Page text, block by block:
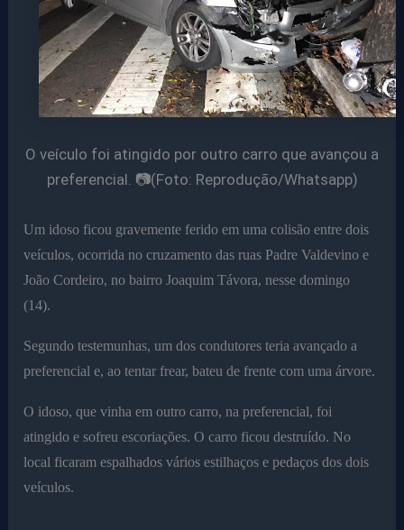
O veículo foi atingido por outro carro que avançou a
preferencial. 📷(Foto: Reprodução/Whatsapp)
Um idoso ficou gravemente ferido em uma colisão entre dois
veículos, ocorrida no cruzamento das ruas Padre Valdevino e
João Cordeiro, no bairro Joaquim Távora, nesse domingo
(14).
Segundo testemunhas, um dos condutores teria avançado a
preferencial e, ao tentar frear, bateu de frente com uma árvore.
O idoso, que vinha em outro carro, na preferencial, foi
atingido e sofreu escoriações. O carro ficou destruído. No
local ficaram espalhados vários estilhaços e pedaços dos dois
veículos.